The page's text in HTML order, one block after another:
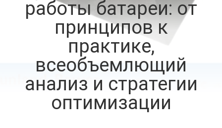
ПРОВЕРКА
КАЧЕСТВА
СВЯЖИТЕСЬ
работы батареи: от
принципов к
практике,
всеобъемлющий
анализ и стратегии
оптимизации